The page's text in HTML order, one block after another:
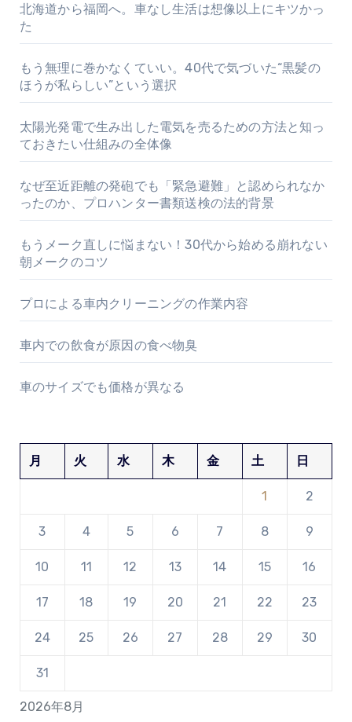
北海道から福岡へ。車なし生活は想像以上にキツかっ
た
もう無理に巻かなくていい。40代で気づいた“黒髪の
ほうが私らしい”という選択
太陽光発電で生み出した電気を売るための方法と知っ
ておきたい仕組みの全体像
なぜ至近距離の発砲でも「緊急避難」と認められなか
ったのか、プロハンター書類送検の法的背景
もうメーク直しに悩まない！30代から始める崩れない
朝メークのコツ
プロによる車内クリーニングの作業内容
車内での飲食が原因の食べ物臭
車のサイズでも価格が異なる
2026年8月
月 火 水 木 金 土 日
1 2
3 4 5 6 7 8 9
10 11 12 13 14 15 16
17 18 19 20 21 22 23
24 25 26 27 28 29 30
31